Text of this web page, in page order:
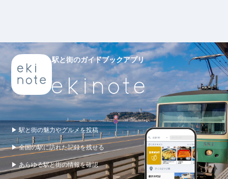
駅と街のガイドブックアプリ
▶ 駅と街の魅力やグルメを投稿
▶ 全国の駅に訪れた記録を残せる
▶ あらゆる駅と街の情報を確認